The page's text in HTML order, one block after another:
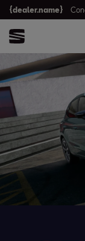
{dealer.name}